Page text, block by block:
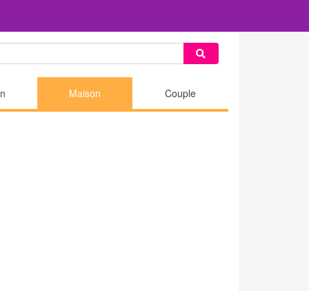
Maison Couple